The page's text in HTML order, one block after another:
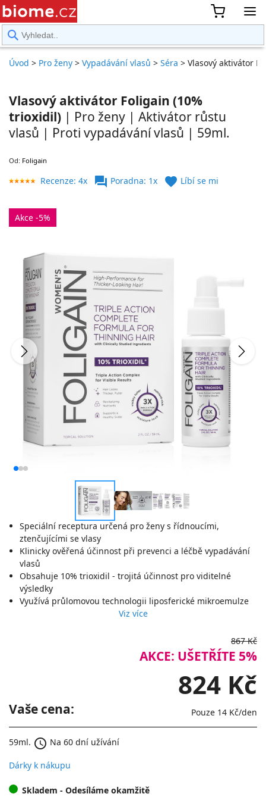
Úvod > Pro ženy > Vypadávání vlasů > Séra > Vlasový aktivátor
Vlasový aktivátor Foligain (10%
trioxidil) | Pro ženy | Aktivátor růstu
vlasů | Proti vypadávání vlasů | 59ml.
Od: Foligain
Recenze: 4x forum Poradna: 1x favorite Líbí se mi
Akce -5%
Speciální receptura určená pro ženy s řídnoucími,
ztenčujícími se vlasy
Klinicky ověřená účinnost při prevenci a léčbě vypadávání
vlasů
Obsahuje 10% trioxidil - trojitá účinnost pro viditelné
výsledky
Využívá průlomovou technologii liposferické mikroemulze
Viz více
867 Kč
AKCE: UŠETŘÍTE 5%
Vaše cena:
824 Kč
Pouze 14 Kč/den
59ml. schedule Na 60 dní užívání
Dárky k nákupu
Skladem - Odesíláme okamžitě